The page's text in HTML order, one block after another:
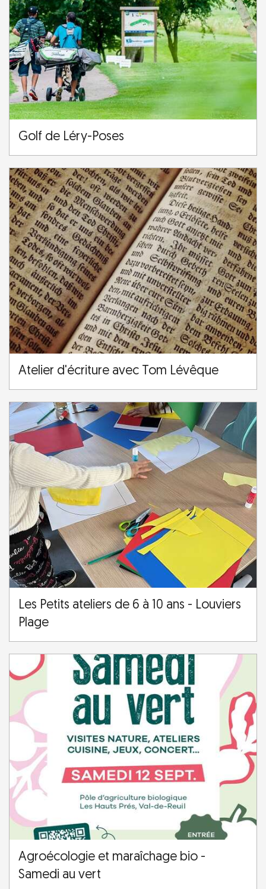
Golf de Léry-Poses
Atelier d'écriture avec Tom Lévêque
Les Petits ateliers de 6 à 10 ans - Louviers
Plage
Agroécologie et maraîchage bio -
Samedi au vert